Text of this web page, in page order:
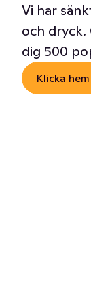
Vi har
och dryck.
dig 500
Klicka